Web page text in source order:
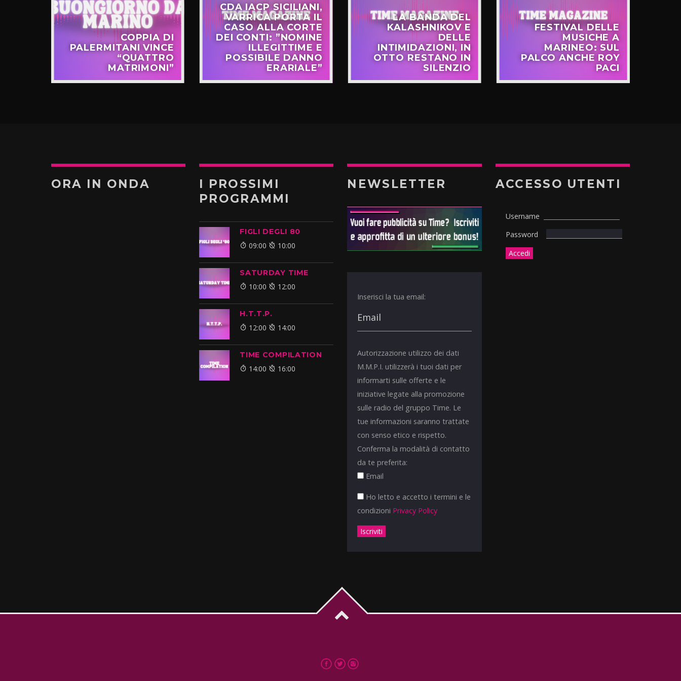
COPPIA DI
PALERMITANI VINCE
“QUATTRO
MATRIMONI”
CDA IACP SICILIANI,
VARRICA PORTA IL
CASO ALLA CORTE
DEI CONTI: ”NOMINE
ILLEGITTIME E
POSSIBILE DANNO
ERARIALE”
LA BANDA DEL
KALASHNIKOV E
DELLE
INTIMIDAZIONI, IN
OTTO RESTANO IN
SILENZIO
FESTIVAL DELLE
MUSICHE A
MARINEO: SUL
PALCO ANCHE ROY
PACI
ORA IN ONDA
I PROSSIMI
PROGRAMMI
FIGLI DEGLI 80
09:00 10:00
SATURDAY TIME
10:00 12:00
H.T.T.P.
12:00 14:00
TIME COMPILATION
14:00 16:00
NEWSLETTER
Inserisci la tua email:
Autorizzazione utilizzo dei dati
M.M.P.I. utilizzerà i tuoi dati per
informarti sulle offerte e le
iniziative legate alla promozione
sulle radio del gruppo Time. Le
tue informazioni saranno trattate
con senso etico e rispetto.
Conferma la modalità di contatto
da te preferita:
Email
Ho letto e accetto i termini e le
condizioni Privacy Policy
ACCESSO UTENTI
Username
Password